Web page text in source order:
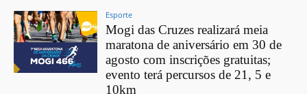
Esporte
Mogi das Cruzes realizará meia
maratona de aniversário em 30 de
agosto com inscrições gratuitas;
evento terá percursos de 21, 5 e
10km